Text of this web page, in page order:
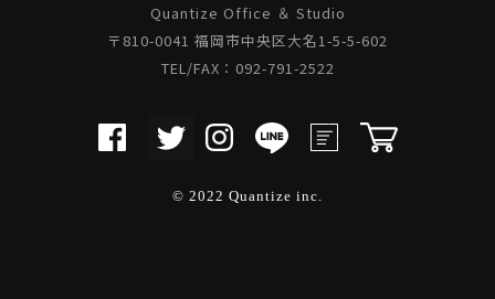
Quantize Office ＆ Studio
〒810-0041 福岡市中央区大名1-5-5-602
TEL/FAX：092-791-2522
© 2022 Quantize inc.